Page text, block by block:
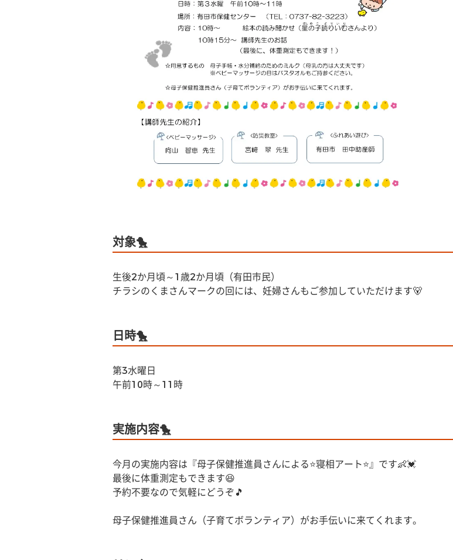
対象🐤
生後2か月頃～1歳2か月頃（有田市民）
チラシのくまさんマークの回には、妊婦さんもご参加していただけます🐻
日時🐤
第3水曜日
午前10時～11時
実施内容🐤
今月の実施内容は『母子保健推進員さんによる⭐寝相アート⭐』です👶💓
最後に体重測定もできます😆
予約不要なので気軽にどうぞ🎵
母子保健推進員さん（子育てボランティア）がお手伝いに来てくれます。